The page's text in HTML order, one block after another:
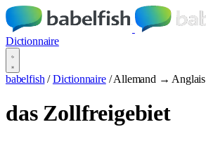
Dictionnaire
babelfish / Dictionnaire / Allemand → Anglais
das Zollfreigebiet